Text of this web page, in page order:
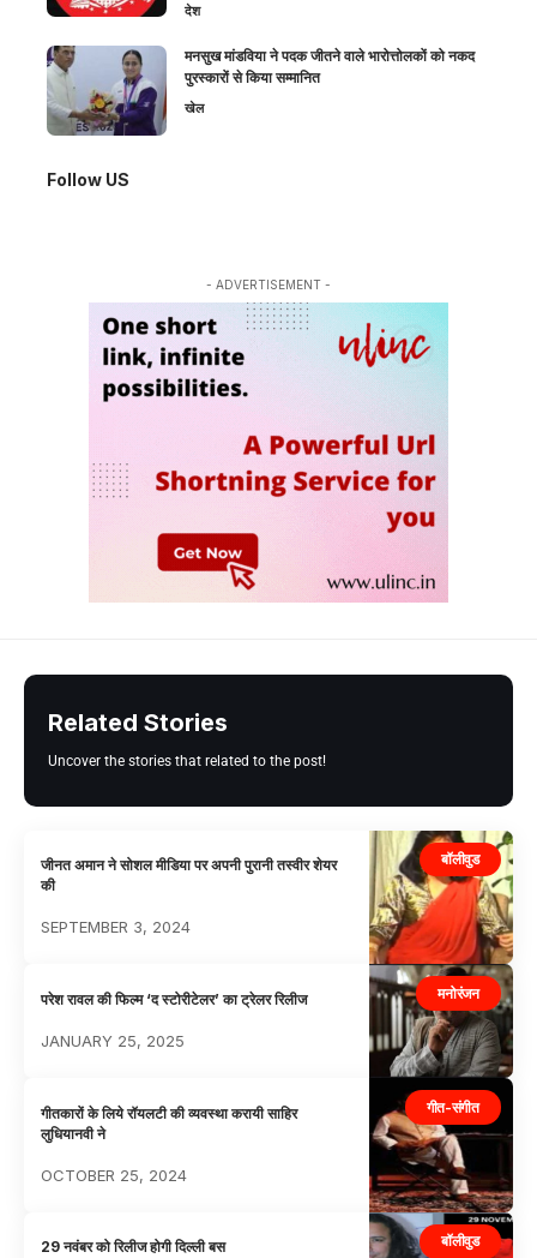
देश
मनसुख मांडविया ने पदक जीतने वाले भारोत्तोलकों को नकद
पुरस्कारों से किया सम्मानित
खेल
Follow US
- ADVERTISEMENT -
Related Stories
Uncover the stories that related to the post!
बॉलीवुड
जीनत अमान ने सोशल मीडिया पर अपनी पुरानी तस्वीर शेयर
की
SEPTEMBER 3, 2024
मनोरंजन
परेश रावल की फिल्म ‘द स्‍टोरीटेलर’ का ट्रेलर रिलीज
JANUARY 25, 2025
गीत-संगीत
गीतकारों के लिये रॉयलटी की व्यवस्था करायी साहिर
लुधियानवी ने
OCTOBER 25, 2024
बॉलीवुड
29 नवंबर को रिलीज होगी दिल्ली बस